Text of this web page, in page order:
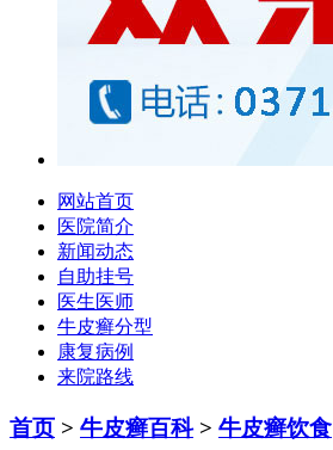
网站首页
医院简介
新闻动态
自助挂号
医生医师
牛皮癣分型
康复病例
来院路线
首页 > 牛皮癣百科> 牛皮癣饮食